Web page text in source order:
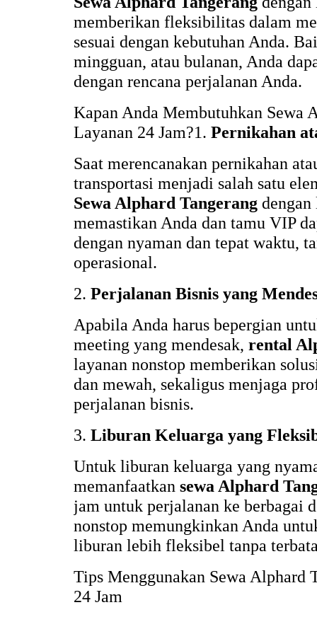
memberikan fleksibilitas dalam
sesuai dengan kebutuhan Anda.
mingguan, atau bulanan, Anda
dengan rencana perjalanan Anda.
Kapan Anda Membutuhkan Sewa
Layanan 24 Jam?1.Pernikahan
Saat merencanakan pernikahan
transportasi menjadi salah satu
Sewa Alphard Tangerang
memastikan Anda dan tamu VIP
dengan nyaman dan tepat waktu,
operasional.
2.Perjalanan Bisnis yang
Apabila Anda harus bepergian
meeting yang mendesak,rental
layanan nonstop memberikan
dan mewah, sekaligus menjaga
perjalanan bisnis.
3.Liburan Keluarga yang
Untuk liburan keluarga yang
memanfaatkansewa Alphard
jam untuk perjalanan ke berbagai
nonstop memungkinkan Anda
liburan lebih fleksibel tanpa
Tips Menggunakan Sewa Alphard
24 Jam